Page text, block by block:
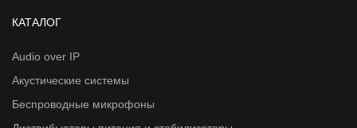
КАТАЛОГ
Audio over IP
Акустические системы
Беспроводные микрофоны